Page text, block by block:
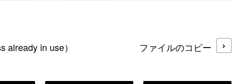
already in use） ファイルのコピー